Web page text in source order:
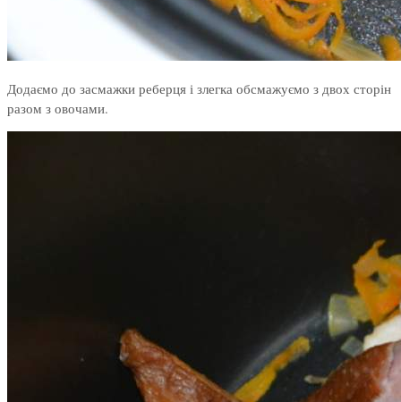
Додаємо до засмажки реберця і злегка обсмажуємо з двох сторін
разом з овочами.